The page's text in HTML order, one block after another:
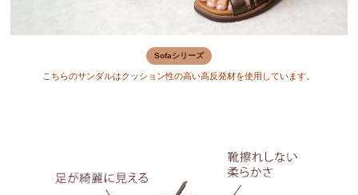
Sofaシリーズ
こちらのサンダルはクッション性の高い高反発材を使用しています。